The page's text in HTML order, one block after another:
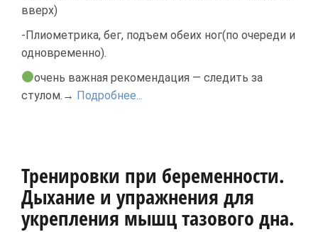
вверх)
-Плиометрика, бег, подъем обеих ног(по очереди и
одновременно).
очень важная рекомендация — следить за
стулом.→ Подробнее...
Тренировки при беременности.
Дыхание и упражнения для
укрепления мышц тазового дна.